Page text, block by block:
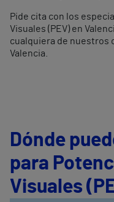
Pide cita con los
Visuales (PEV) en
cualquiera de nuestros
Valencia.
Dónde
para
Visuales